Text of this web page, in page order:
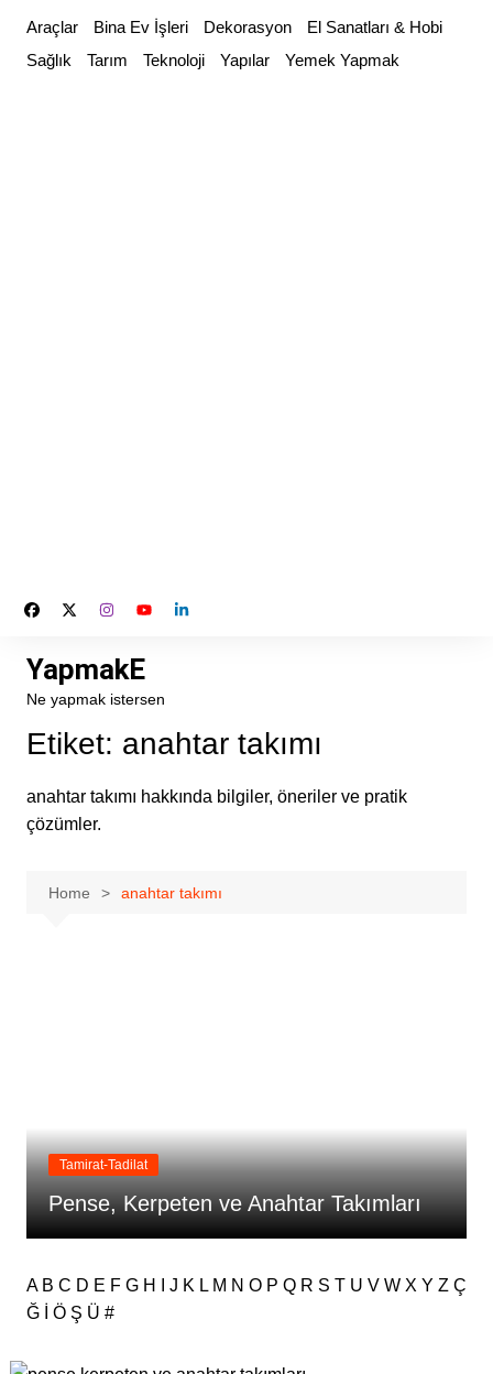
content
Araçlar Bina Ev İşleri Dekorasyon
El Sanatları & Hobi
Sağlık
Tarım Teknoloji Yapılar Yemek Yapmak
YapmakE
Ne yapmak istersen
Etiket: anahtar takımı
anahtar takımı hakkında bilgiler, öneriler ve pratik
çözümler.
Home anahtar takımı
Tamirat-Tadilat
Pense, Kerpeten ve Anahtar Takımları
A B C D E F G H J K L M N O P Q R S T U V W X Y Z Ç
Ğ
Ö Ş Ü #